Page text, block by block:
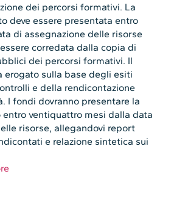
dei percorsi formativi. La
deve essere presentata entro
di assegnazione delle risorse
corredata dalla copia di
dei percorsi formativi. Il
erogato sulla base degli esiti
e della rendicontazione
I fondi dovranno presentare la
ventiquattro mesi dalla data
risorse, allegandovi report
e relazione sintetica sui